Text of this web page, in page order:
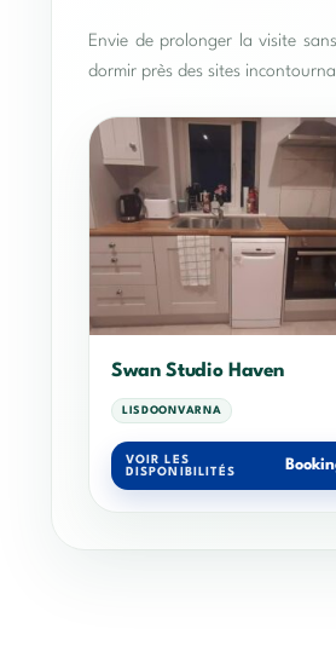
Envie de prolonger la visite
dormir près des sites
Swan Studio Haven
LISDOONVARNA
VOIR LES
DISPONIBILITÉS